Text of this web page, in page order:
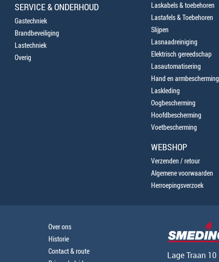
SERVICE & ONDERHOUD
Gastechniek
Brandbeveiliging
Lastechniek
Overig
Laskabels & toebehoren
Lastafels & Toebehoren
Slijpen
Lasnaadreiniging
Elektrisch gereedschap
Lasautomatisering
Hand en armbescherming
Laskleding
Oogbescherming
Hoofdbescherming
Voetbescherming
WEBSHOP
Verzenden / retour
Algemene voorwaarden
Herroepingsverzoek
Over ons
Historie
Contact & route
Lage Traan 10